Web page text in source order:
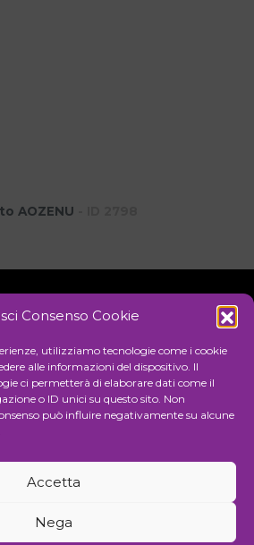
Consenso Cookie
utilizziamo tecnologie come i cookie
alle informazioni del dispositivo. Il
ci permetterà di elaborare dati come il
o ID unici su questo sito. Non
può influire negativamente su alcune
Accetta
Nega
AOZENU
for the promotion of visual arts